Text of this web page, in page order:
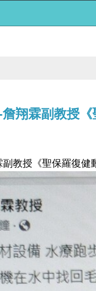
翔霖副教授
副教授《聖保羅復健